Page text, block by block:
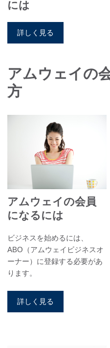
には
詳しく見る
アムウェイの
方
アムウェイの会員
になるには
ビジネスを始めるには、
ABO（アムウェイビジネスオ
ーナー）に登録する必要があ
ります。
詳しく見る